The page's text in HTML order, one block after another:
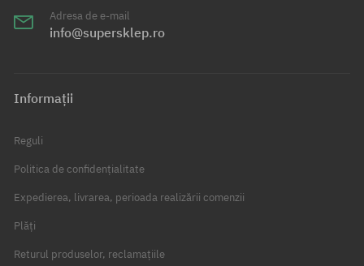
Adresa de e-mail
info@supersklep.ro
Informații
Reguli
Politica de confidențialitate
Expedierea, livrarea, perioada realizării comenzii
Plăți
Returul produselor, reclamațiile